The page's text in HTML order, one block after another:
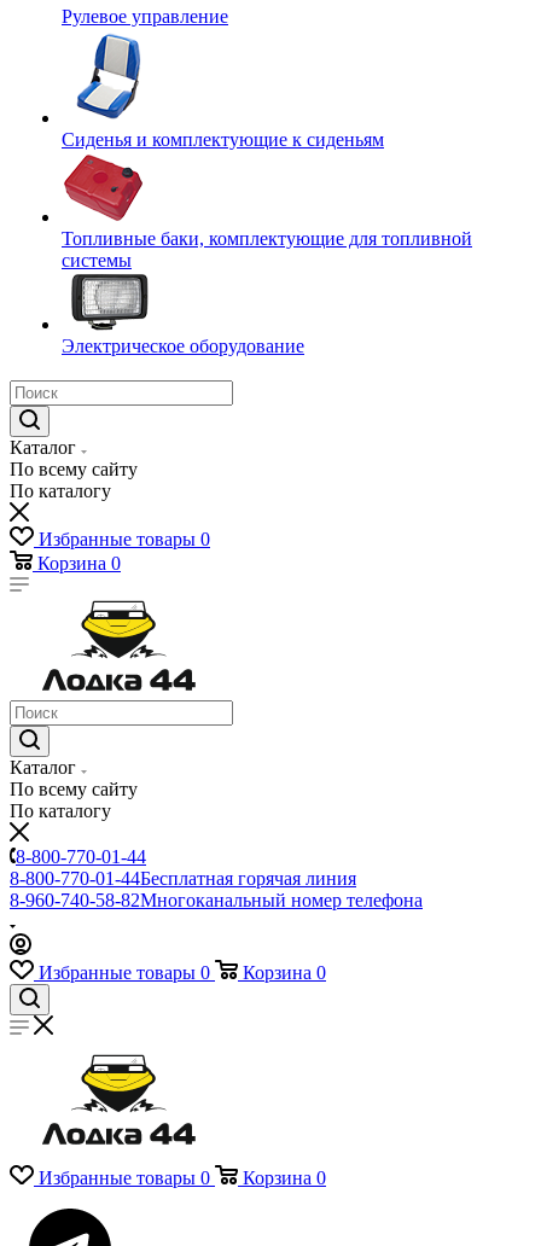
Рулевое управление
Сиденья и комплектующие к сиденьям
Топливные баки, комплектующие для топливной
системы
Электрическое оборудование
Каталог
По всему сайту
По каталогу
Избранные товары 0
Корзина 0
Каталог
По всему сайту
По каталогу
8-800-770-01-44
8-800-770-01-44Бесплатная горячая линия
8-960-740-58-82Многоканальный номер телефона
Избранные товары 0 Корзина 0
Избранные товары 0 Корзина 0